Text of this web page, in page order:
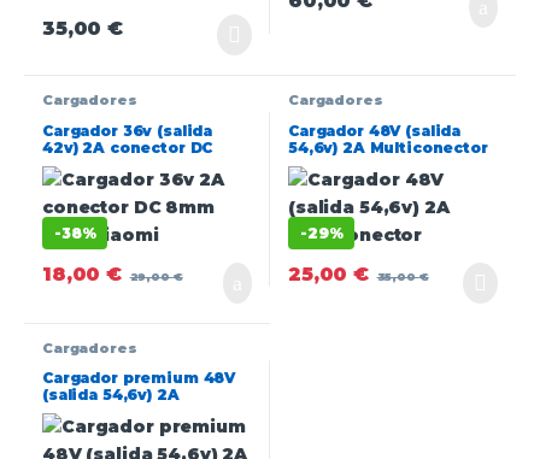
35,00€
Cargadores
Cargador 36v (salida
42v) 2A conector DC
8mm para Xiaomi
[360Basics]
-38%
18,00€ 29,00€
Cargadores
Cargador 48V (salida
54,6v) 2A Multiconector
[360Basics]
-29%
25,00€ 35,00€
Cargadores
Cargador premium 48V
(salida 54,6v) 2A
conector DC 5,5mm
[Ewheel]